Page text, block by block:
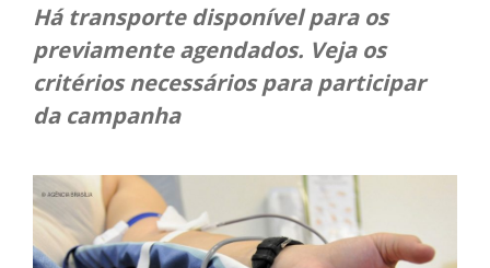
Há transporte disponível para os
previamente agendados. Veja os
critérios necessários para participar
da campanha